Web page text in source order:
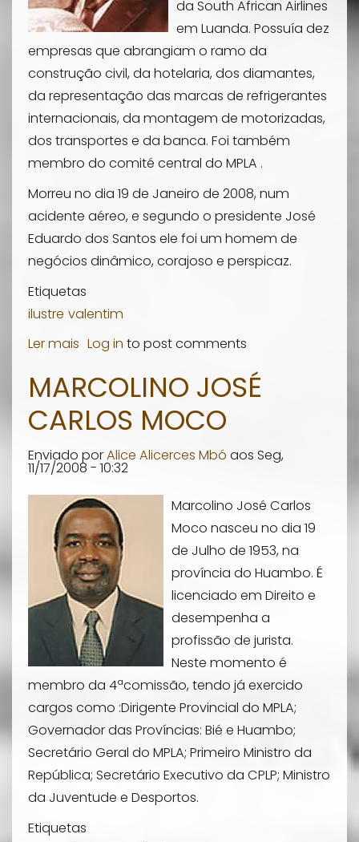
da South African Airlines
em Luanda. Possuía dez
empresas que abrangiam o ramo da
construção civil, da hotelaria, dos diamantes,
da representação das marcas de refrigerantes
internacionais, da montagem de motorizadas,
dos transportes e da banca. Foi também
membro do comité central do MPLA .
Morreu no dia 19 de Janeiro de 2008, num
acidente aéreo, e segundo o presidente José
Eduardo dos Santos ele foi um homem de
negócios dinâmico, corajoso e perspicaz.
Etiquetas
ilustre valentim
Ler mais sobre
Amões
Log in to post comments
MARCOLINO JOSÉ
CARLOS MOCO
Enviado porAlice Alicerces Mbó aos Seg,
11/17/2008 - 10:32
Marcolino José Carlos
Moco nasceu no dia 19
de Julho de 1953, na
província do Huambo. É
licenciado em Direito e
desempenha a
profissão de jurista.
Neste momento é
membro da 4ªcomissão, tendo já exercido
cargos como :Dirigente Provincial do MPLA;
Governador das Províncias: Bié e Huambo;
Secretário Geral do MPLA; Primeiro Ministro da
República; Secretário Executivo da CPLP; Ministro
da Juventude e Desportos.
Etiquetas